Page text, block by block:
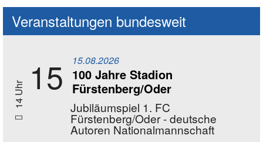
Veranstaltungen bundesweit
14 Uhr 15 15.08.2026
100 Jahre Stadion
Fürstenberg/Oder
Jubiläumspiel 1. FC
Fürstenberg/Oder - deutsche
Autoren Nationalmannschaft